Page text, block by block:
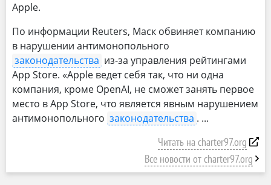
Apple.
По информации Reuters, Маск обвиняет компанию
в нарушении антимонопольного
законодательства из-за управления рейтингами
App Store. «Apple ведет себя так, что ни одна
компания, кроме OpenAI, не сможет занять первое
место в App Store, что является явным нарушением
антимонопольного законодательства .
Читать на charter97.org
Все новости от charter97.org